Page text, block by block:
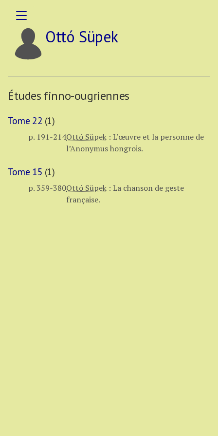
Ottó Süpek
Études finno-ougriennes
Tome 22 (1)
p. 191-214Ottó Süpek : L’œuvre et la personne de
l’Anonymus hongrois.
Tome 15 (1)
p. 359-380Ottó Süpek : La chanson de geste
française.